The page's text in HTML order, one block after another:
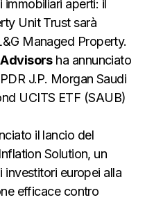
aperti: il
Unit Trust sarà
Managed Property.
ha annunciato
J.P. Morgan Saudi
UCITS ETF (SAUB)
il lancio del
Solution, un
europei alla
efficace contro